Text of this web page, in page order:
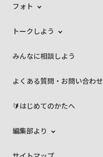
フォト
トークしよう
みんなに相談しよう
よくある質問・お問い合わせ
🔰はじめてのかたへ
編集部より